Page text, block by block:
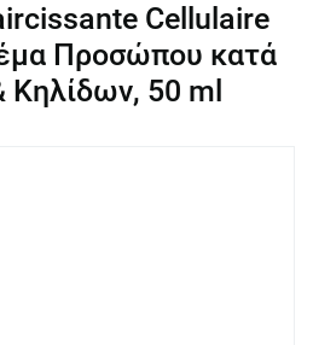
Cellulaire
Προσώπου κατά
50 ml